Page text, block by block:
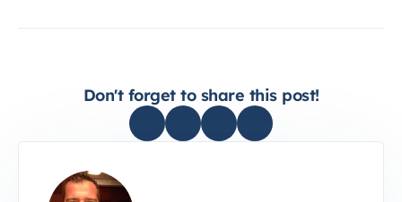
Don't forget to share this post!